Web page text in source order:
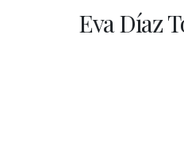
Eva Díaz